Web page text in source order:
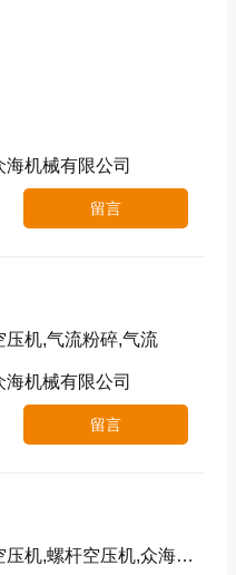
海机械有限公司
留言
压机,气流粉碎,气流
海机械有限公司
留言
机,螺杆空压机,众海空压机